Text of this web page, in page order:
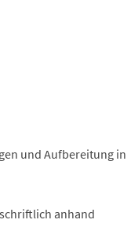
und Aufbereitung in
anhand